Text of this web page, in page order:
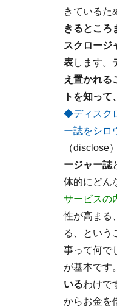
きているた
きるところ
スクロージ
表します。
え置かれる
トを知って
◆ディスク
ー誌をシロ
（disclose
ージャー誌
体的にどん
サービスの
性が高まる
る、という
事って何で
が基本です
いるわけで
からお金を